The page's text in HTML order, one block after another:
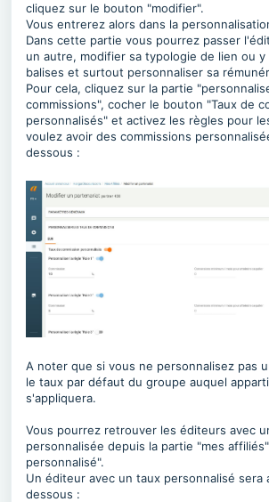
cliquez sur le bouton "modifier".
Vous entrerez alors dans la
Dans cette partie vous pourrez passer
un autre, modifier sa typologie de lien ou y
balises et surtout personnaliser sa
Pour cela, cliquez sur la partie
commissions", cocher le bouton "Taux de
personnalisés" et activez les règles pour
voulez avoir des commissions
dessous :
A noter que si vous ne personnalisez pas
le taux par défaut du groupe auquel
s'appliquera.
Vous pourrez retrouver les éditeurs avec
personnalisée depuis la partie "mes
personnalisé".
Un éditeur avec un taux personnalisé sera
dessous :